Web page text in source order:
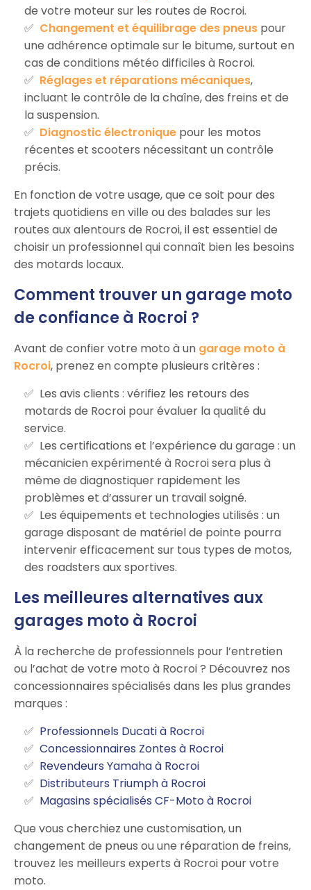
de votre moteur sur les routes de Rocroi.
Changement et équilibrage des pneus pour
une adhérence optimale sur le bitume, surtout en
cas de conditions météo difficiles à Rocroi.
Réglages et réparations mécaniques,
incluant le contrôle de la chaîne, des freins et de
la suspension.
Diagnostic électronique pour les motos
récentes et scooters nécessitant un contrôle
précis.
En fonction de votre usage, que ce soit pour des
trajets quotidiens en ville ou des balades sur les
routes aux alentours de Rocroi, il est essentiel de
choisir un professionnel qui connaît bien les besoins
des motards locaux.
Comment trouver un garage moto
de confiance à Rocroi ?
Avant de confier votre moto à un garage moto à
Rocroi, prenez en compte plusieurs critères :
Les avis clients : vérifiez les retours des
motards de Rocroi pour évaluer la qualité du
service.
Les certifications et l’expérience du garage : un
mécanicien expérimenté à Rocroi sera plus à
même de diagnostiquer rapidement les
problèmes et d’assurer un travail soigné.
Les équipements et technologies utilisés : un
garage disposant de matériel de pointe pourra
intervenir efficacement sur tous types de motos,
des roadsters aux sportives.
Les meilleures alternatives aux
garages moto à Rocroi
À la recherche de professionnels pour l’entretien
ou l’achat de votre moto à Rocroi ? Découvrez nos
concessionnaires spécialisés dans les plus grandes
marques :
Professionnels Ducati à Rocroi
Concessionnaires Zontes à Rocroi
Revendeurs Yamaha à Rocroi
Distributeurs Triumph à Rocroi
Magasins spécialisés CF-Moto à Rocroi
Que vous cherchiez une customisation, un
changement de pneus ou une réparation de freins,
trouvez les meilleurs experts à Rocroi pour votre
moto.